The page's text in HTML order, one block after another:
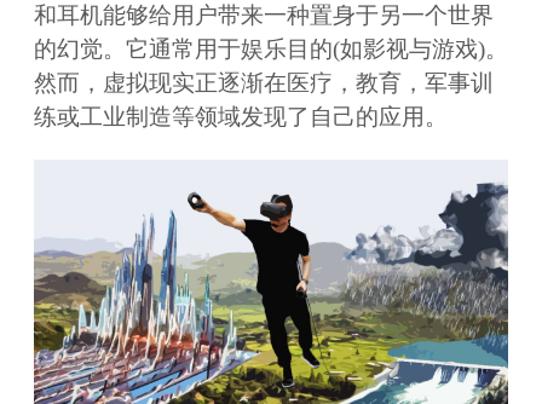
和耳机能够给用户带来一种置身于另一个世界
的幻觉。它通常用于娱乐目的(如影视与游戏)。
然而，虚拟现实正逐渐在医疗，教育，军事训
练或工业制造等领域发现了自己的应用。